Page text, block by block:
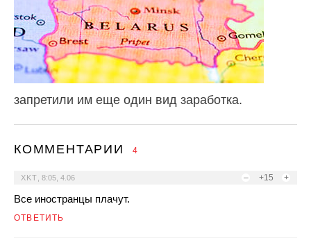
запретили им еще один вид заработка.
КОММЕНТАРИИ 4
– +15 +
XKT ,8:05, 4.06
Все иностранцы плачут.
ОТВЕТИТЬ